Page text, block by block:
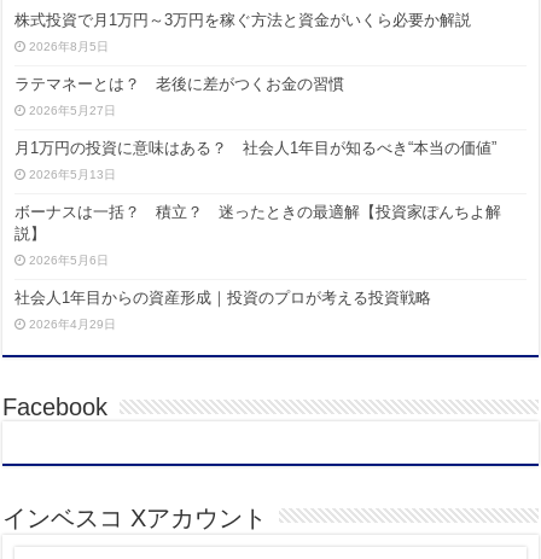
株式投資で月1万円～3万円を稼ぐ方法と資金がいくら必要か解説
2026年8月5日
ラテマネーとは？ 老後に差がつくお金の習慣
2026年5月27日
月1万円の投資に意味はある？ 社会人1年目が知るべき“本当の価値”
2026年5月13日
ボーナスは一括？ 積立？ 迷ったときの最適解【投資家ぽんちよ解
説】
2026年5月6日
社会人1年目からの資産形成｜投資のプロが考える投資戦略
2026年4月29日
Facebook
インベスコ Xアカウント